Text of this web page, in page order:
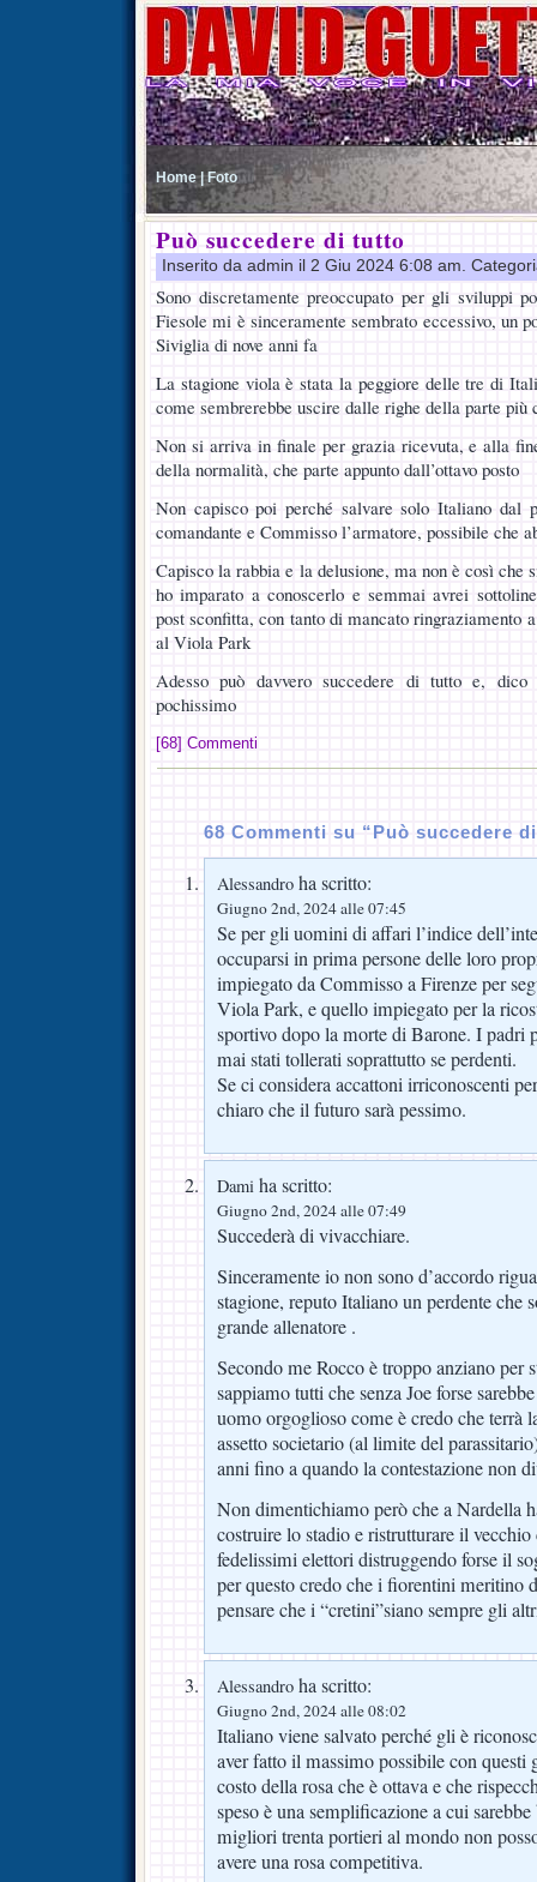
Home | Foto
Può succedere di tutto
Inserito da admin il 2 Giu 2024 6:08 am.
Sono discretamente preoccupato per gli sviluppi
Fiesole mi è sinceramente sembrato eccessivo, un
Siviglia di nove anni fa
La stagione viola è stata la peggiore delle tre di
come sembrerebbe uscire dalle righe della parte più
Non si arriva in finale per grazia ricevuta, e alla
della normalità, che parte appunto dall’ottavo posto
Non capisco poi perché salvare solo Italiano
comandante e Commisso l’armatore, possibile che
Capisco la rabbia e la delusione, ma non è così che
ho imparato a conoscerlo e semmai avrei
post sconfitta, con tanto di mancato ringraziamento
al Viola Park
Adesso può davvero succedere di tutto e,
pochissimo
[68] Commenti
68 Commenti su “Può succedere
Alessandro ha scritto:
Giugno 2nd, 2024 alle 07:45
Se per gli uomini di affari l’indice
occuparsi in prima persone delle loro
impiegato da Commisso a Firenze per
Viola Park, e quello impiegato per la
sportivo dopo la morte di Barone. I padri
mai stati tollerati soprattutto se perdenti.
Se ci considera accattoni irriconoscenti
chiaro che il futuro sarà pessimo.
Dami ha scritto:
Giugno 2nd, 2024 alle 07:49
Succederà di vivacchiare.
Sinceramente io non sono d’accordo
stagione, reputo Italiano un perdente che
grande allenatore .
Secondo me Rocco è troppo anziano per
sappiamo tutti che senza Joe forse
uomo orgoglioso come è credo che terrà
assetto societario (al limite del
anni fino a quando la contestazione non
Non dimentichiamo però che a Nardella
costruire lo stadio e ristrutturare il
fedelissimi elettori distruggendo forse il
per questo credo che i fiorentini meritino
pensare che i “cretini”siano sempre gli
Alessandro ha scritto:
Giugno 2nd, 2024 alle 08:02
Italiano viene salvato perché gli è
aver fatto il massimo possibile con questi
costo della rosa che è ottava e che
speso è una semplificazione a cui
migliori trenta portieri al mondo non
avere una rosa competitiva.